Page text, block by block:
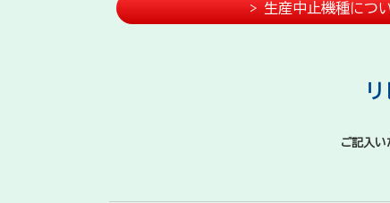
> 生産中止機種につ
ご記入